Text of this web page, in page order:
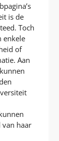
is de
Toch
enkele
of
Aan
haar